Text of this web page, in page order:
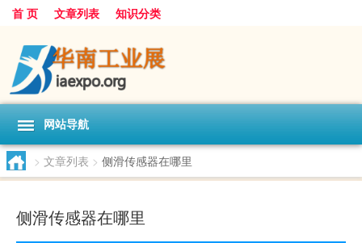
首 页 文章列表 知识分类
网站导航
> 文章列表 > 侧滑传感器在哪里
侧滑传感器在哪里